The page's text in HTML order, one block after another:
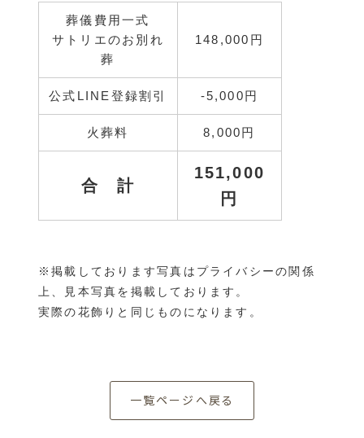
葬儀費用一式
サトリエのお別れ
葬
148,000円
公式LINE登録割引 ‐5,000円
火葬料 8,000円
合 計
151,000
円
※掲載しております写真はプライバシーの関係
上、見本写真を掲載しております。
実際の花飾りと同じものになります。
一覧ページへ戻る